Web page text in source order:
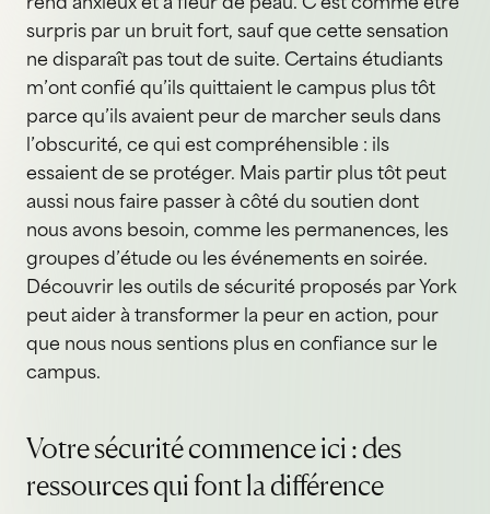
surpris par un bruit fort, sauf que cette sensation
ne disparaît pas tout de suite. Certains étudiants
m’ont confié qu’ils quittaient le campus plus tôt
parce qu’ils avaient peur de marcher seuls dans
l’obscurité, ce qui est compréhensible : ils
essaient de se protéger. Mais partir plus tôt peut
aussi nous faire passer à côté du soutien dont
nous avons besoin, comme les permanences, les
groupes d’étude ou les événements en soirée.
Découvrir les outils de sécurité proposés par York
peut aider à transformer la peur en action, pour
que nous nous sentions plus en confiance sur le
campus.
Votre sécurité commence ici : des
ressources qui font la différence